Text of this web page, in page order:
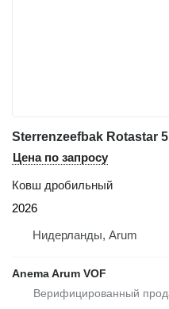
Sterrenzeefbak Rotastar 5
Цена по запросу
Ковш дробильный
2026
Нидерланды, Arum
Anema Arum VOF